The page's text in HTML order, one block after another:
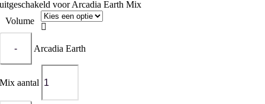
uitgeschakeld voor Arcadia Earth Mix
Volume

Arcadia Earth
Mix aantal